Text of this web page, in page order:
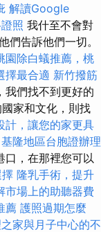
解讀Google
照 我什至不會對
告訴他們一切。
園除白蟻推薦，桃
擇最合適 新竹撥筋
我們找不到更好的
家和文化，則找
計，讓您的家更具
基隆地區台胞證辦理
口，在那裡您可以
隆乳手術，提升
市場上的助聽器費
薦 護照過期怎麼
家與月子中心的不